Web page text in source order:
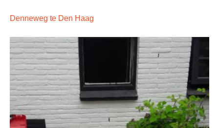
Denneweg te Den Haag